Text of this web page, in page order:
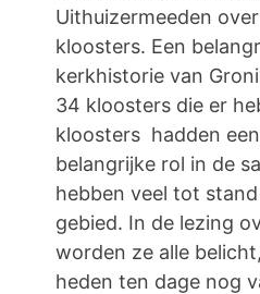
Uithuizermeeden
kloosters. Een
kerkhistorie van
34 kloosters die er
kloosters hadden
belangrijke rol in de
hebben veel tot
gebied. In de lezing
worden ze alle
heden ten dage nog